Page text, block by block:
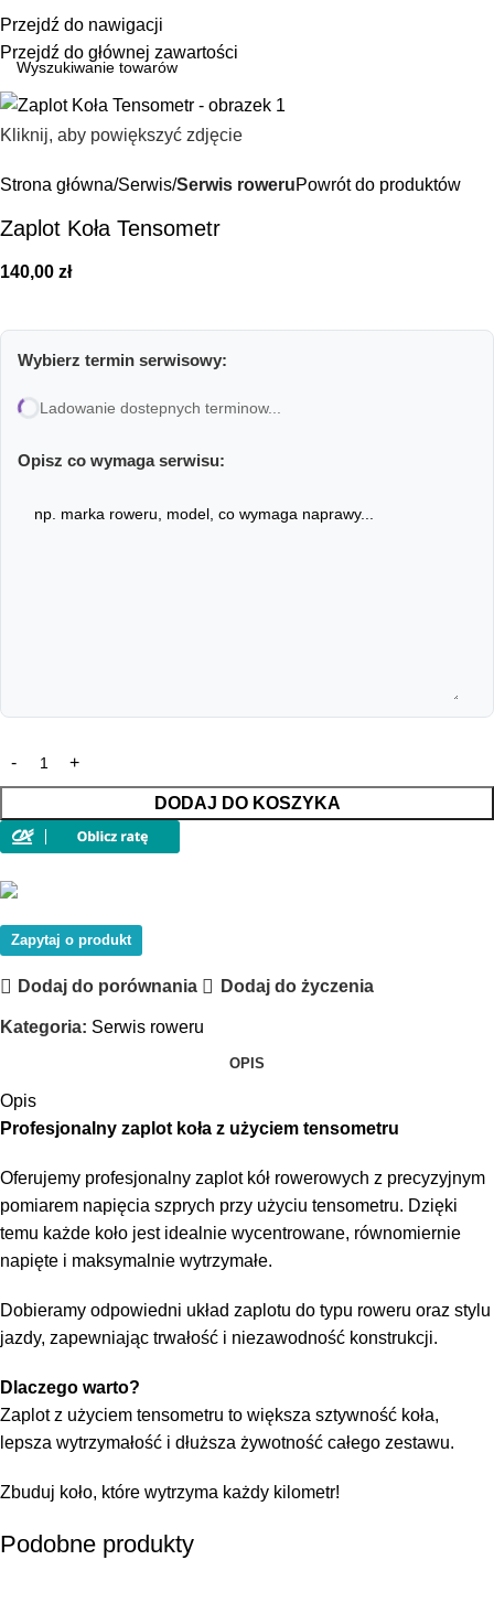
Przejdź do nawigacji
Przejdź do głównej zawartości
Kliknij, aby powiększyć zdjęcie
Strona główna Serwis Serwis roweruPowrót do produktów
Zaplot Koła Tensometr
140,00 zł
Wybierz termin serwisowy:
Ladowanie dostepnych terminow...
Opisz co wymaga serwisu:
DODAJ DO KOSZYKA
Zapytaj o produkt
Dodaj do porównania Dodaj do życzenia
Kategoria: Serwis roweru
OPIS
Opis
Profesjonalny zaplot koła z użyciem tensometru
Oferujemy profesjonalny zaplot kół rowerowych z precyzyjnym
pomiarem napięcia szprych przy użyciu tensometru. Dzięki
temu każde koło jest idealnie wycentrowane, równomiernie
napięte i maksymalnie wytrzymałe.
Dobieramy odpowiedni układ zaplotu do typu roweru oraz stylu
jazdy, zapewniając trwałość i niezawodność konstrukcji.
Dlaczego warto?
Zaplot z użyciem tensometru to większa sztywność koła,
lepsza wytrzymałość i dłuższa żywotność całego zestawu.
Zbuduj koło, które wytrzyma każdy kilometr!
Podobne produkty